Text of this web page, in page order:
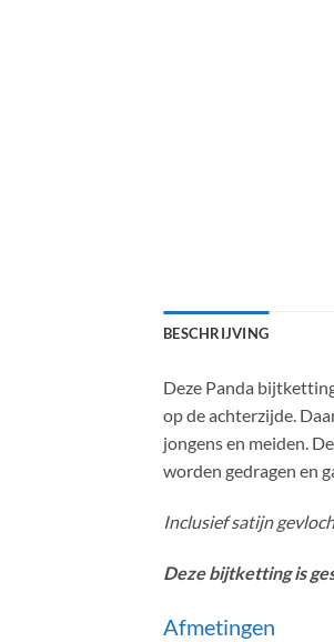
BESCHRIJVING
Deze Panda
op de achterzijde.
jongens en meiden.
worden gedragen en
Inclusief satijn
Deze bijtketting is
Afmetingen